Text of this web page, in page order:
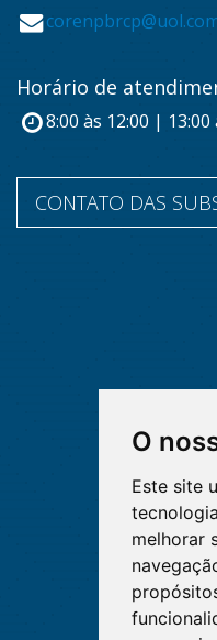
O
Este site
melhorar
Horário de
8:00 às 12:00 | 13:00
CONTATO DAS